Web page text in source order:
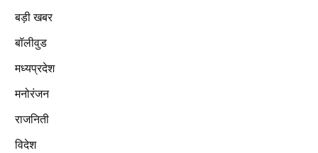
बड़ी खबर
बॉलीवुड
मध्यप्रदेश
मनोरंजन
राजनिती
विदेश